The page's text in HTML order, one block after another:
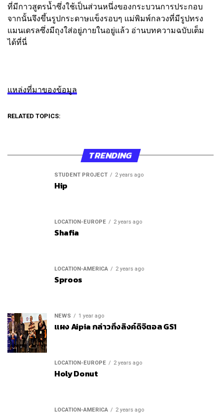
ที่มีกาวสูตรน้ำซึ่งใช้เป็นส่วนหนึ่งของกระบวนการประกอบ
จากนั้นจึงขึ้นรูปกระดาษแข็งรอบๆ แม่พิมพ์กลวงที่มีรูปทรง
แมนเดรลซึ่งมีถุงใส่อยู่ภายในอยู่แล้ว อ่านบทความฉบับเต็ม
ได้ที่นี่
แหล่งที่มาของข้อมูล
RELATED TOPICS:
TRENDING
STUDENT PROJECT 2 years ago
Hip
LOCATION-EUROPE 2 years ago
Shafia
LOCATION-AMERICA 2 years ago
Sproos
NEWS 1 year ago
แผง Aipia กล่าวถึงลิงค์ดิจิตอล GS1
LOCATION-EUROPE 2 years ago
Holy Donut
LOCATION-AMERICA 2 years ago